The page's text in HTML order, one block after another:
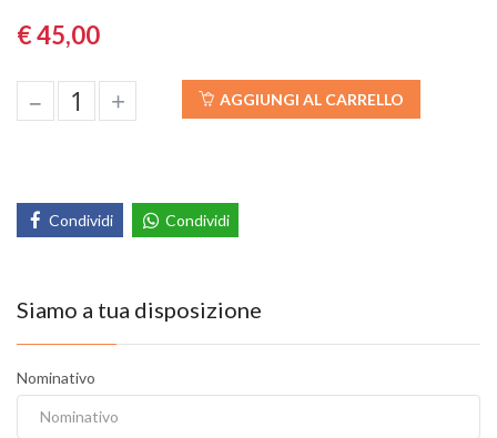
€ 45,00
– + AGGIUNGI AL CARRELLO
Condividi Condividi
Siamo a tua disposizione
Nominativo